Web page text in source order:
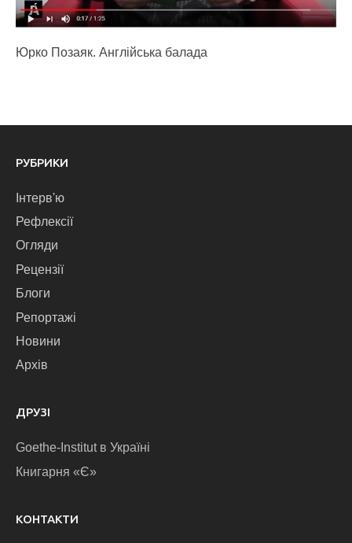
Юрко Позаяк. Англійська балада
РУБРИКИ
Інтерв'ю
Рефлексії
Огляди
Рецензії
Блоги
Репортажі
Новини
Архів
ДРУЗІ
Goethe-Institut в Україні
Книгарня «Є»
КОНТАКТИ